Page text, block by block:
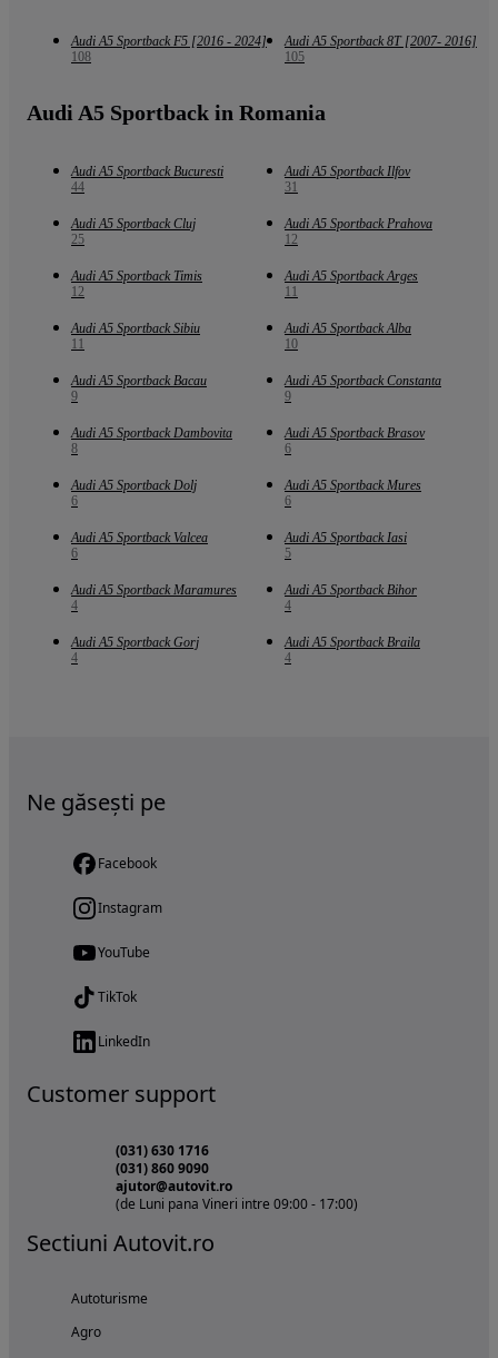
Audi A5 Sportback F5 [2016 - 2024]
108
Audi A5 Sportback 8T [2007- 2016]
105
Audi A5 Sportback in Romania
Audi A5 Sportback Bucuresti
44
Audi A5 Sportback Ilfov
31
Audi A5 Sportback Cluj
25
Audi A5 Sportback Prahova
12
Audi A5 Sportback Timis
12
Audi A5 Sportback Arges
11
Audi A5 Sportback Sibiu
11
Audi A5 Sportback Alba
10
Audi A5 Sportback Bacau
9
Audi A5 Sportback Constanta
9
Audi A5 Sportback Dambovita
8
Audi A5 Sportback Brasov
6
Audi A5 Sportback Dolj
6
Audi A5 Sportback Mures
6
Audi A5 Sportback Valcea
6
Audi A5 Sportback Iasi
5
Audi A5 Sportback Maramures
4
Audi A5 Sportback Bihor
4
Audi A5 Sportback Gorj
4
Audi A5 Sportback Braila
4
Ne găsești pe
Facebook
Instagram
YouTube
TikTok
LinkedIn
Customer support
(031) 630 1716
(031) 860 9090
ajutor@autovit.ro
(de Luni pana Vineri intre 09:00 - 17:00)
Sectiuni Autovit.ro
Autoturisme
Agro